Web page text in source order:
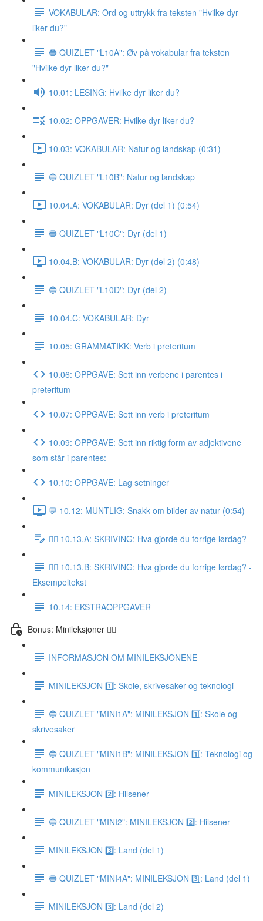
VOKABULAR: Ord og uttrykk fra teksten "Hvilke dyr
liker du?"
🔵 QUIZLET "L10A": Øv på vokabular fra teksten
"Hvilke dyr liker du?"
10.01: LESING: Hvilke dyr liker du?
10.02: OPPGAVER: Hvilke dyr liker du?
10.03: VOKABULAR: Natur og landskap (0:31)
🔵 QUIZLET "L10B": Natur og landskap
10.04.A: VOKABULAR: Dyr (del 1) (0:54)
🔵 QUIZLET "L10C": Dyr (del 1)
10.04.B: VOKABULAR: Dyr (del 2) (0:48)
🔵 QUIZLET "L10D": Dyr (del 2)
10.04.C: VOKABULAR: Dyr
10.05: GRAMMATIKK: Verb i preteritum
10.06: OPPGAVE: Sett inn verbene i parentes i
preteritum
10.07: OPPGAVE: Sett inn verb i preteritum
10.09: OPPGAVE: Sett inn riktig form av adjektivene
som står i parentes:
10.10: OPPGAVE: Lag setninger
💬 10.12: MUNTLIG: Snakk om bilder av natur (0:54)
✍🏼 10.13.A: SKRIVING: Hva gjorde du forrige lørdag?
✍🏼 10.13.B: SKRIVING: Hva gjorde du forrige lørdag? -
Eksempeltekst
10.14: EKSTRAOPPGAVER
Bonus: Minileksjoner 👌🏻
INFORMASJON OM MINILEKSJONENE
MINILEKSJON 1️⃣: Skole, skrivesaker og teknologi
🔵 QUIZLET "MINI1A": MINILEKSJON 1️⃣: Skole og
skrivesaker
🔵 QUIZLET "MINI1B": MINILEKSJON 1️⃣: Teknologi og
kommunikasjon
MINILEKSJON 2️⃣: Hilsener
🔵 QUIZLET "MINI2": MINILEKSJON 2️⃣: Hilsener
MINILEKSJON 3️⃣: Land (del 1)
🔵 QUIZLET "MINI4A": MINILEKSJON 3️⃣: Land (del 1)
MINILEKSJON 3️⃣: Land (del 2)